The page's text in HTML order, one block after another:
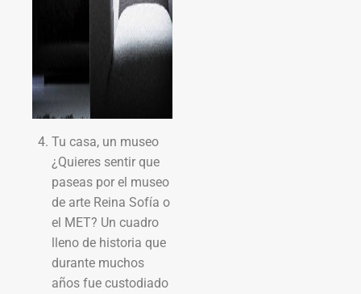
Tu casa, un museo
¿Quieres sentir que
paseas por el museo
de arte Reina Sofía o
el MET? Un cuadro
lleno de historia que
durante muchos
años fue custodiado